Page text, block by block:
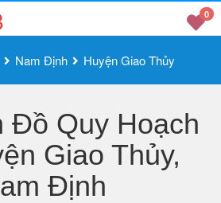
0
Nam Định Huyện Giao Thủy
Đồ Quy Hoạch
Giao Thủy,
Định